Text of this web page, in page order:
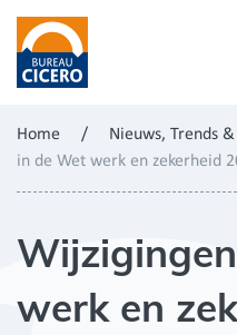
Home / Nieuws, Trends
in de Wet werk en zekerheid
werk en